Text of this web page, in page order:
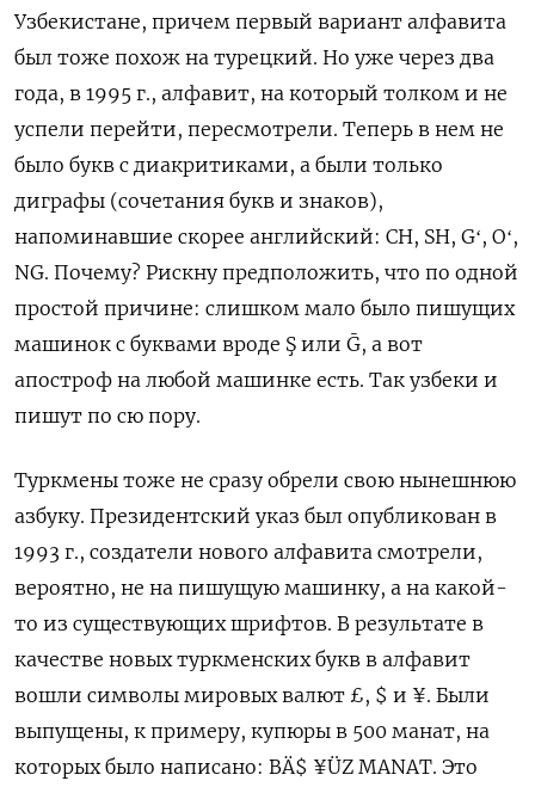
Узбекистане, причем первый вариант алфавита
был тоже похож на турецкий. Но уже через два
года, в 1995 г., алфавит, на который толком и не
успели перейти, пересмотрели. Теперь в нем не
было букв с диакритиками, а были только
диграфы (сочетания букв и знаков),
напоминавшие скорее английский: CH, SH, Gʻ, Oʻ,
NG. Почему? Рискну предположить, что по одной
простой причине: слишком мало было пишущих
машинок с буквами вроде Ş или Ḡ, а вот
апостроф на любой машинке есть. Так узбеки и
пишут по сю пору.
Туркмены тоже не сразу обрели свою нынешнюю
азбуку. Президентский указ был опубликован в
1993 г., создатели нового алфавита смотрели,
вероятно, не на пишущую машинку, а на какой-
то из существующих шрифтов. В результате в
качестве новых туркменских букв в алфавит
вошли символы мировых валют £, $ и ¥. Были
выпущены, к примеру, купюры в 500 манат, на
которых было написано: BÄ$ ¥ÜZ MANAT. Это